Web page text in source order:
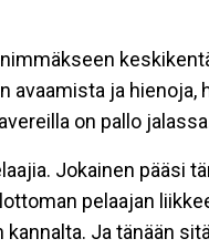
ja hienoja,
on pallo
Jokainen pääsi
pelaajan
Ja tänään